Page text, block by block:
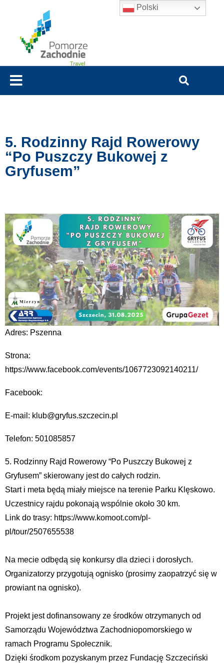
5. Rodzinny Rajd Rowerowy
“Po Puszczy Bukowej z
Gryfusem”
Adres: Pszenna
Strona:
https://www.facebook.com/events/1067723092140211/
Facebook:
E-mail: klub@gryfus.szczecin.pl
Telefon: 501085857
5. Rodzinny Rajd Rowerowy “Po Puszczy Bukowej z
Gryfusem” skierowany jest do całych rodzin.
Start i meta będą miały miejsce na terenie Parku Klęskowo.
Uczestnicy rajdu pokonają wspólnie około 30 km.
Link do trasy: https://www.komoot.com/pl-
pl/tour/2507655538
Na mecie odbędą się konkursy dla dzieci i dorosłych.
Organizatorzy przygotują ognisko (prosimy zaopatrzyć się w
prowiant na ognisko).
Projekt jest dofinansowany ze środków otrzymanych od
Samorządu Województwa Zachodniopomorskiego w
ramach Programu Społecznik.
Dzięki środkom pozyskanym przez Fundację Szczeciński
Polski